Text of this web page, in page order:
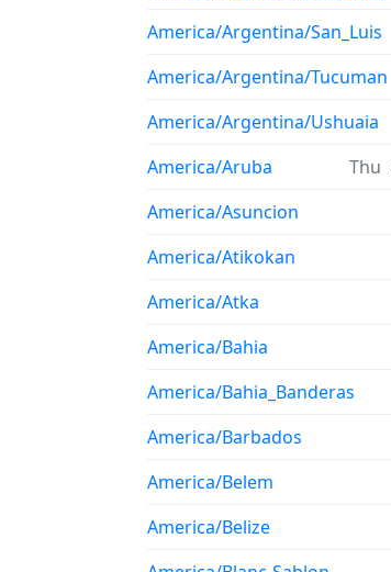
America/Argentina/San_Luis
America/Argentina/Tucuman
America/Argentina/Ushuaia
America/Aruba Thu
America/Asuncion
America/Atikokan
America/Atka
America/Bahia
America/Bahia_Banderas
America/Barbados
America/Belem
America/Belize